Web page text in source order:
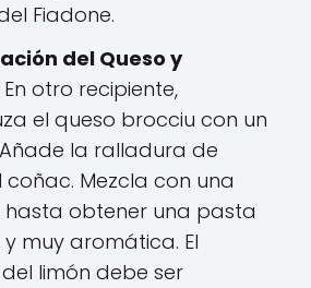
Fiadone.
del Queso y
En otro recipiente,
el queso brocciu con un
la ralladura de
coñac. Mezcla con una
obtener una pasta
muy aromática. El
limón debe ser